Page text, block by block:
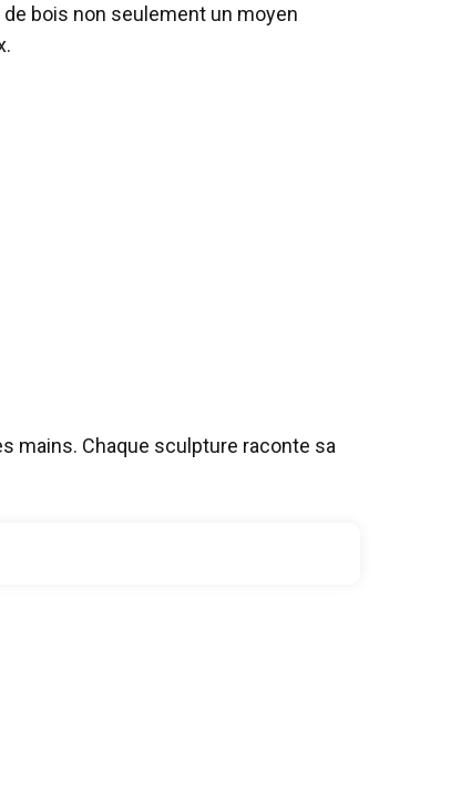
bois non seulement un moyen
mains. Chaque sculpture raconte sa